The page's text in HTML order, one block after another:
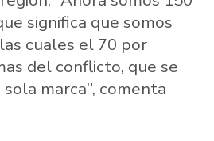
significa que somos
cuales el 70 por
del conflicto, que se
marca”, comenta